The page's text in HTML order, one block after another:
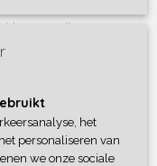
op en zijn
handdoek,
De set bestaat
het
personaliseren van
we onze sociale